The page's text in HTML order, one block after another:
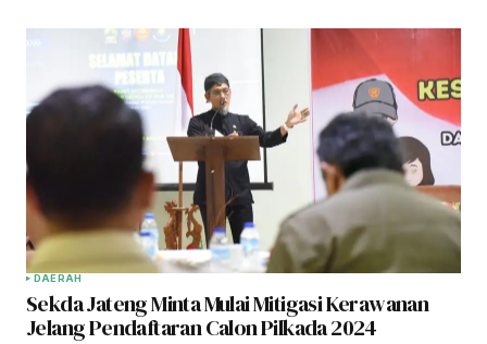
DAERAH
Sekda Jateng Minta Mulai Mitigasi Kerawanan
Jelang Pendaftaran Calon Pilkada 2024